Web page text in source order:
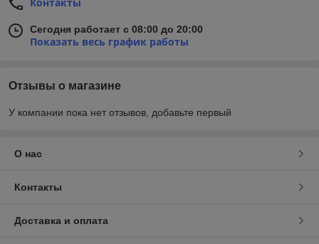
Контакты
Сегодня работает с 08:00 до 20:00
Показать весь график работы
Отзывы о магазине
У компании пока нет отзывов, добавьте первый
О нас
Контакты
Доставка и оплата